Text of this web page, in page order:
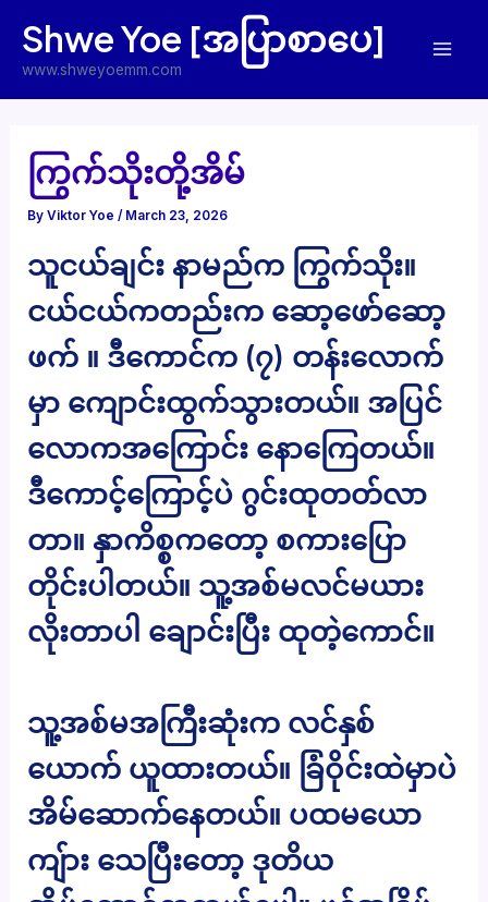
content
Shwe Yoe [အပြာစာပေ]
www.shweyoemm.com
ကြွက်သိုးတို့အိမ်
ByViktor Yoe/ March 23, 2026
သူငယ်ချင်း နာမည်က ကြွက်သိုး။
ငယ်ငယ်ကတည်းက ဆော့ဖော်ဆော့
ဖက် ။ ဒီကောင်က (၇) တန်းလောက်
မှာ ကျောင်းထွက်သွားတယ်။ အပြင်
လောကအကြောင်း နောကြေတယ်။
ဒီကောင့်ကြောင့်ပဲ ဂွင်းထုတတ်လာ
တာ။ နှာကိစ္စကတော့ စကားပြော
တိုင်းပါတယ်။ သူ့အစ်မလင်မယား
လိုးတာပါ ချောင်းပြီး ထုတဲ့ကောင်။
သူ့အစ်မအကြီးဆုံးက လင်နှစ်
ယောက် ယူထားတယ်။ ခြံဝိုင်းထဲမှာပဲ
အိမ်ဆောက်နေတယ်။ ပထမယော
ကျ်ား သေပြီးတော့ ဒုတိယ